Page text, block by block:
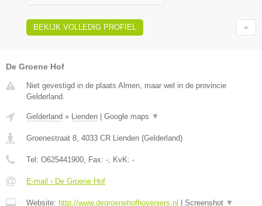
BEKIJK VOLLEDIG PROFIEL
De Groene Hof
Niet gevestigd in de plaats Almen, maar wel in de provincie
Gelderland.
Gelderland » Lienden Google maps ▼
Groenestraat 8, 4033 CR Lienden (Gelderland)
Tel: O625441900, Fax: -, KvK: -
E-mail › De Groene Hof
Website: http://www.degroenehofhoveniers.nl Screenshot ▼